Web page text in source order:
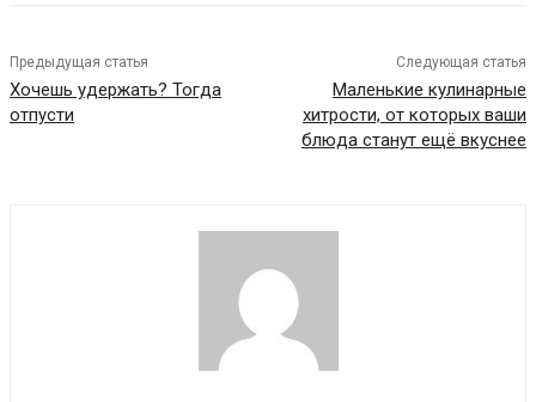
Предыдущая статья
Хочешь удержать? Тогда
отпусти
Следующая статья
Маленькие кулинарные
хитрости, от которых ваши
блюда станут ещё вкуснее